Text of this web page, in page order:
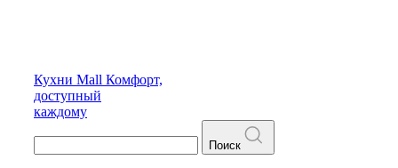
Кухни Mall Комфорт,
доступный
каждому
Поиск